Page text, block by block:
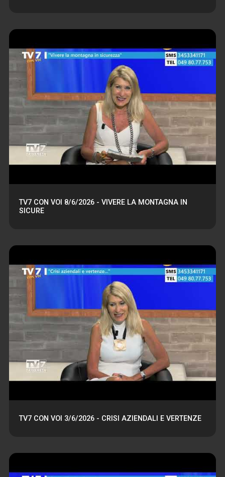
TV7 CON VOI 8/6/2026 - VIVERE LA MONTAGNA IN
SICURE
TV7 CON VOI 3/6/2026 - CRISI AZIENDALI E VERTENZE